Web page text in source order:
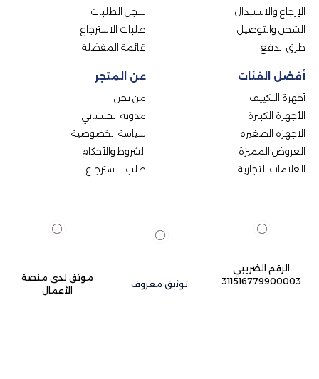
عن المتجر
من نحن
مدونة الحسياني
سياسة الخصوصية
الشروط والأحكام
طلب الاسترجاع
الإرجاع والاستبدال
الشحن والتوصيل
طرق الدفع
سجل الطلبات
طلبات الاسترجاع
قائمة المفضلة
أفضل الفئات
أجهزة التكييف
الأجهزة الكبيرة
الاجهزة الصغيرة
العروض المميزة
العلامات التجارية
الرقم الضريبي
311516779900003
توثيق معروف
موثق لدى منصة
الأعمال